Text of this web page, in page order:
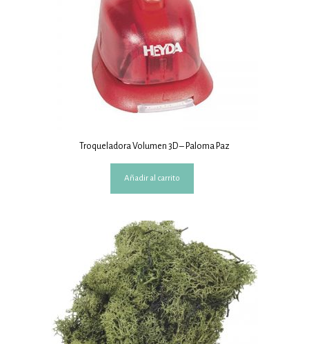
Troqueladora Volumen 3D – Paloma Paz
Añadir al carrito